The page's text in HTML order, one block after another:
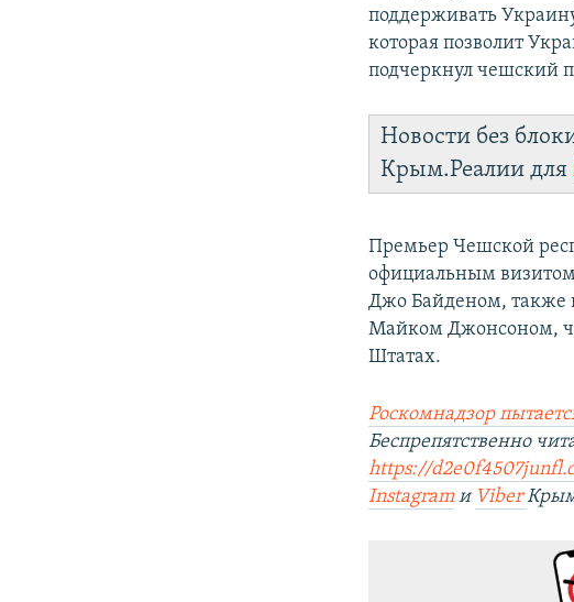
поддерживать
которая позволит
подчеркнул чешский
Новости без
Крым.Реалии для
Премьер Чешской
официальным
Джо Байденом, также
Майком Джонсоном,
Штатах.
Роскомнадзор
Беспрепятственно
https://
Instagram и Viber